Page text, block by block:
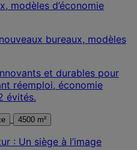
bureaux, modèles
et durables pour
réemploi, économie
évités.
4500 m²